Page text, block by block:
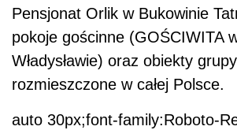
Pensjonat Orlik w Bukowinie
pokoje gościnne (GOŚCIWITA
Władysławie) oraz obiekty
rozmieszczone w całej Polsce.
auto 30px;font-family:Roboto-